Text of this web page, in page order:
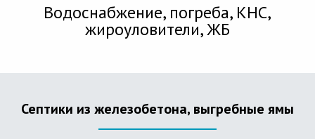
Водоснабжение, погреба, КНС,
жироуловители, ЖБ
Септики из железобетона, выгребные ямы